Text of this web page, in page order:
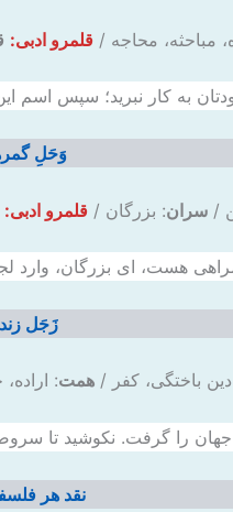
مباحثه، محاجه / قلمرو ادبی:
به کار نبرید؛ سپس اسم این
وَحَلِ
/ سران: بزرگان / قلمرو ادبی:
هست، ای بزرگان، وارد
زَجَل
باختگی، کفر / همت:
را گرفت. نکوشید تا
نقد هر